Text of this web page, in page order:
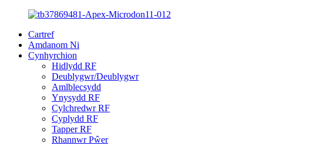
Cartref
Amdanom Ni
Cynhyrchion
Hidlydd RF
Deublygwr/Deublygwr
Amlblecsydd
Ynysydd RF
Cylchredwr RF
Cyplydd RF
Tapper RF
Rhannwr Pŵer